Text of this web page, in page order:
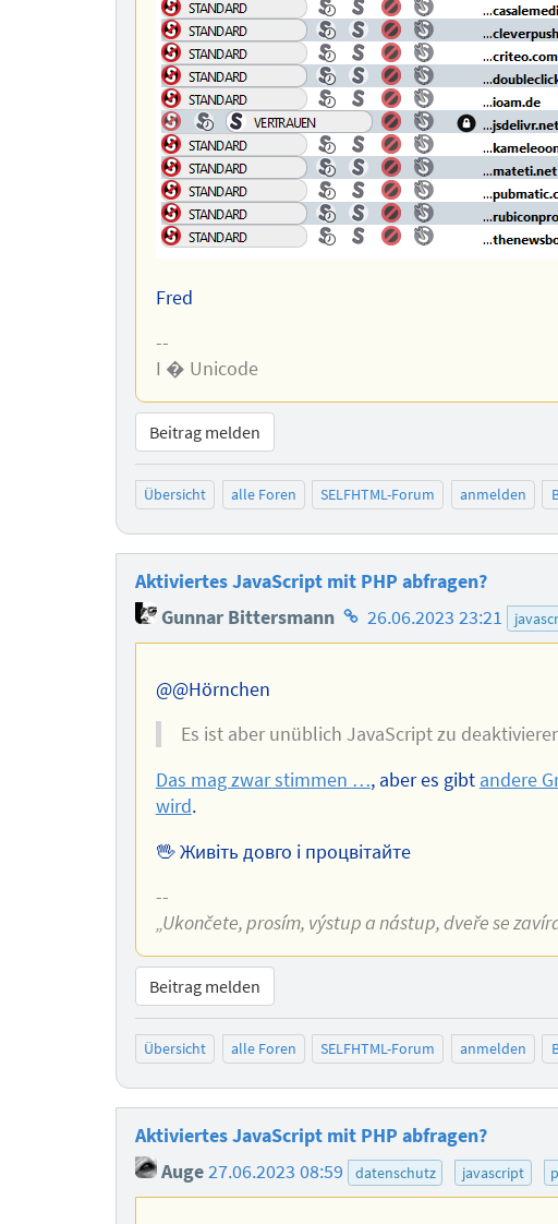
Fred
--
I � Unicode
Beitrag melden
Übersicht alle Foren SELFHTML-Forum anmelden
Aktiviertes JavaScript mit PHP abfragen?
Gunnar Bittersmann Homepage
des
26.06.2023 23:21
@@Hörnchen
Es ist aber unüblich JavaScript zu
Das mag zwar stimmen …, aber es gibt andere
wird.
🖖 Живіть довго і процвітайте
--
„Ukončete, prosím, výstup a nástup, dveře se
Beitrag melden
Übersicht alle Foren SELFHTML-Forum anmelden
Aktiviertes JavaScript mit PHP abfragen?
Auge27.06.2023 08:59 datenschutz javascript